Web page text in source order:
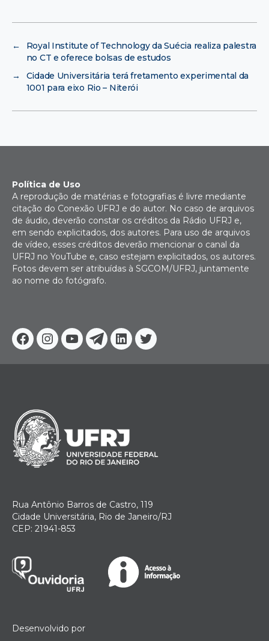
←
Royal Institute of Technology da Suécia realiza palestra
no CT e oferece bolsas de estudos
→
Cidade Universitária terá fretamento experimental da
1001 para eixo Rio – Niterói
Facebook
Instagram
YoutubeTelegram
Linkedin
Twitter
Política de Uso
A reprodução de matérias e fotografias é livre mediante
citação do Conexão UFRJ e do autor. No caso de arquivos
de áudio, deverão constar os créditos da Rádio UFRJ e,
em sendo explicitados, dos autores. Para uso de arquivos
de vídeo, esses créditos deverão mencionar o canal da
UFRJ no YouTube e, caso estejam explicitados, os autores.
Fotos devem ser atribuídas à SGCOM/UFRJ, juntamente
ao nome do fotógrafo.
Rua Antônio Barros de Castro, 119
Cidade Universitária, Rio de Janeiro/RJ
CEP: 21941-853
Desenvolvido por